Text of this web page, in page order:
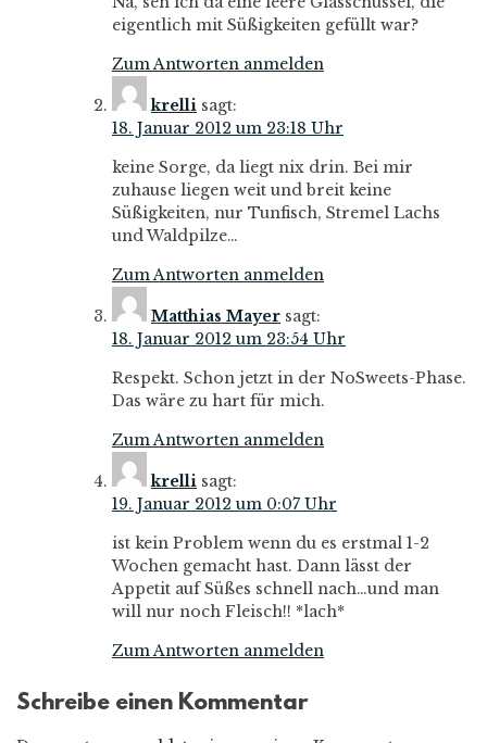
eigentlich mit Süßigkeiten gefüllt war?
Zum Antworten anmelden
krelli sagt:
18. Januar 2012 um 23:18 Uhr
keine Sorge, da liegt nix drin. Bei mir
zuhause liegen weit und breit keine
Süßigkeiten, nur Tunfisch, Stremel Lachs
und Waldpilze…
Zum Antworten anmelden
Matthias Mayer sagt:
18. Januar 2012 um 23:54 Uhr
Respekt. Schon jetzt in der NoSweets-Phase.
Das wäre zu hart für mich.
Zum Antworten anmelden
krelli sagt:
19. Januar 2012 um 0:07 Uhr
ist kein Problem wenn du es erstmal 1-2
Wochen gemacht hast. Dann lässt der
Appetit auf Süßes schnell nach…und man
will nur noch Fleisch!! *lach*
Zum Antworten anmelden
Schreibe einen Kommentar